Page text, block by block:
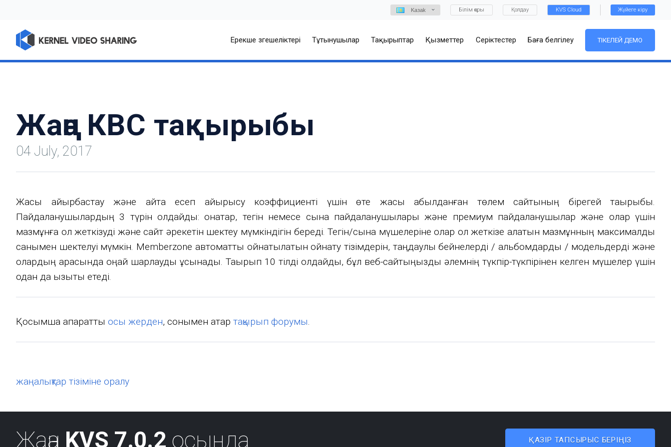
Kазаk Білім қоры Қолдау KVS Cloud Жүйеге кіру
Ерекше өзгешеліктері Тұтынушылар Тақырыптар Қызметтер Серіктестер Баға белгілеу ТІКЕЛЕЙ ДЕМО
Жаңа КВС тақырыбы
04 July, 2017
Жақсы айырбастау және қайта есеп айырысу коэффициенті үшін өте жақсы қабылданған төлем сайтының бірегей тақырыбы.
Пайдаланушылардың 3 түрін қолдайды: қонақтар, тегін немесе сынақ пайдаланушылары және премиум пайдаланушылар және олар үшін
мазмұнға қол жеткізуді және сайт әрекетін шектеу мүмкіндігін береді. Тегін/сынақ мүшелеріне олар қол жеткізе алатын мазмұнның максималды
санымен шектелуі мүмкін. Memberzone автоматты ойнатылатын ойнату тізімдерін, таңдаулы бейнелерді / альбомдарды / модельдерді және
олардың арасында оңай шарлауды ұсынады. Тақырып 10 тілді қолдайды, бұл веб-сайтыңызды әлемнің түкпір-түкпірінен келген мүшелер үшін
одан да қызықты етеді.
Қосымша ақпаратты осы жерден, сонымен қатар тақырып форумы.
жаңалықтар тізіміне оралу
Жаңа KVS 7.0.2 осында ҚАЗІР ТАПСЫРЫС БЕРІҢІЗ